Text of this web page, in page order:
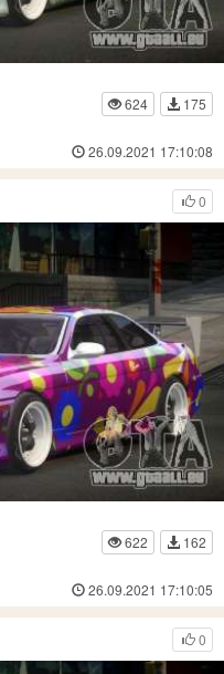
624
175
26.09.2021 17:10:08
0
622
162
26.09.2021 17:10:05
0